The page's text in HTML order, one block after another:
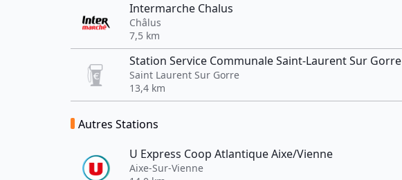
Intermarche Chalus
Châlus
7,5 km
Station Service Communale Saint-Laurent Sur Gorre
Saint Laurent Sur Gorre
13,4 km
Autres Stations
U Express Coop Atlantique Aixe/Vienne
Aixe-Sur-Vienne